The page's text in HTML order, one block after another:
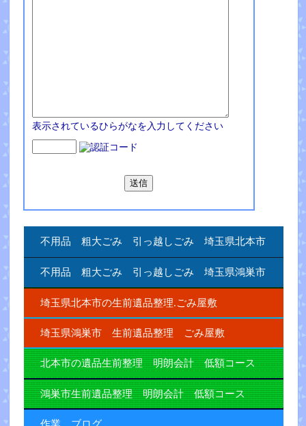
表示されているひらがなを入力してください
不用品 粗大ごみ 引っ越しごみ 埼玉県北本市
不用品 粗大ごみ 引っ越しごみ 埼玉県鴻巣市
埼玉県北本市の生前遺品整理.ごみ屋敷
埼玉県鴻巣市 生前遺品整理 ごみ屋敷
北本市の遺品生前整理 明朗会計 低額コース
鴻巣市生前遺品整理 明朗会計 低額コース